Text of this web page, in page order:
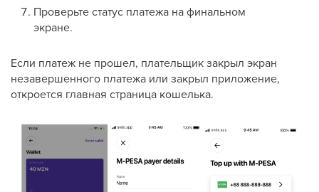
Проверьте статус платежа на финальном
экране.
Если платеж не прошел, плательщик закрыл экран
незавершенного платежа или закрыл приложение,
откроется главная страница кошелька.